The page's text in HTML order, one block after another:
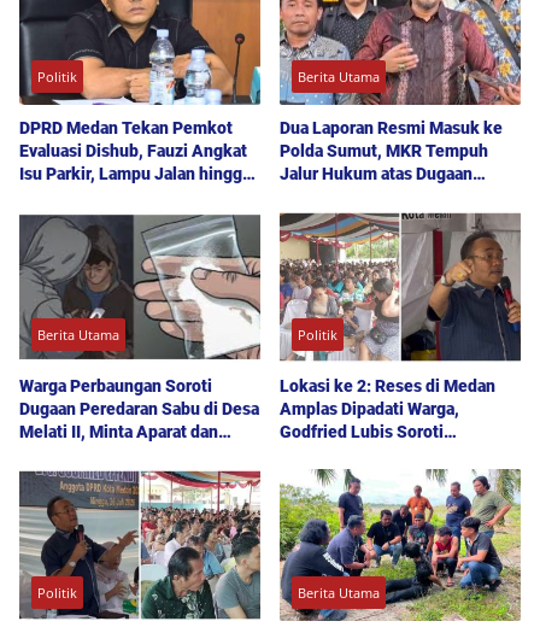
Politik
DPRD Medan Tekan Pemkot
Evaluasi Dishub, Fauzi Angkat
Isu Parkir, Lampu Jalan hingga
Berita Utama
Dua Laporan Resmi Masuk ke
Polda Sumut, MKR Tempuh
Jalur Hukum atas Dugaan
Baik
Berita Utama
Warga Perbaungan Soroti
Dugaan Peredaran Sabu di Desa
Melati II, Minta Aparat dan
Politik
Lokasi ke 2: Reses di Medan
Amplas Dipadati Warga,
Godfried Lubis Soroti
hingga Penyerapan Aspirasi
Publik
Politik Berita Utama